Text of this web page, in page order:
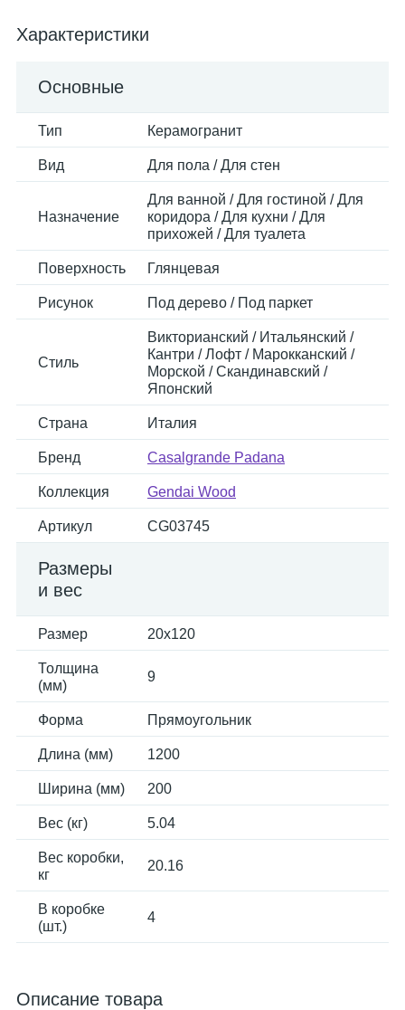
Характеристики
Основные
Тип Керамогранит
Вид Для пола / Для стен
Назначение
Для ванной / Для гостиной / Для
коридора / Для кухни / Для
прихожей / Для туалета
Поверхность Глянцевая
Рисунок Под дерево / Под паркет
Стиль
Викторианский / Итальянский /
Кантри / Лофт / Марокканский /
Морской / Скандинавский /
Японский
Страна Италия
Бренд Casalgrande Padana
Коллекция Gendai Wood
Артикул CG03745
Размеры
и вес
Размер 20x120
Толщина
(мм)
9
Форма Прямоугольник
Длина (мм) 1200
Ширина (мм) 200
Вес (кг) 5.04
Вес коробки,
кг
20.16
В коробке
(шт.)
4
Описание товара